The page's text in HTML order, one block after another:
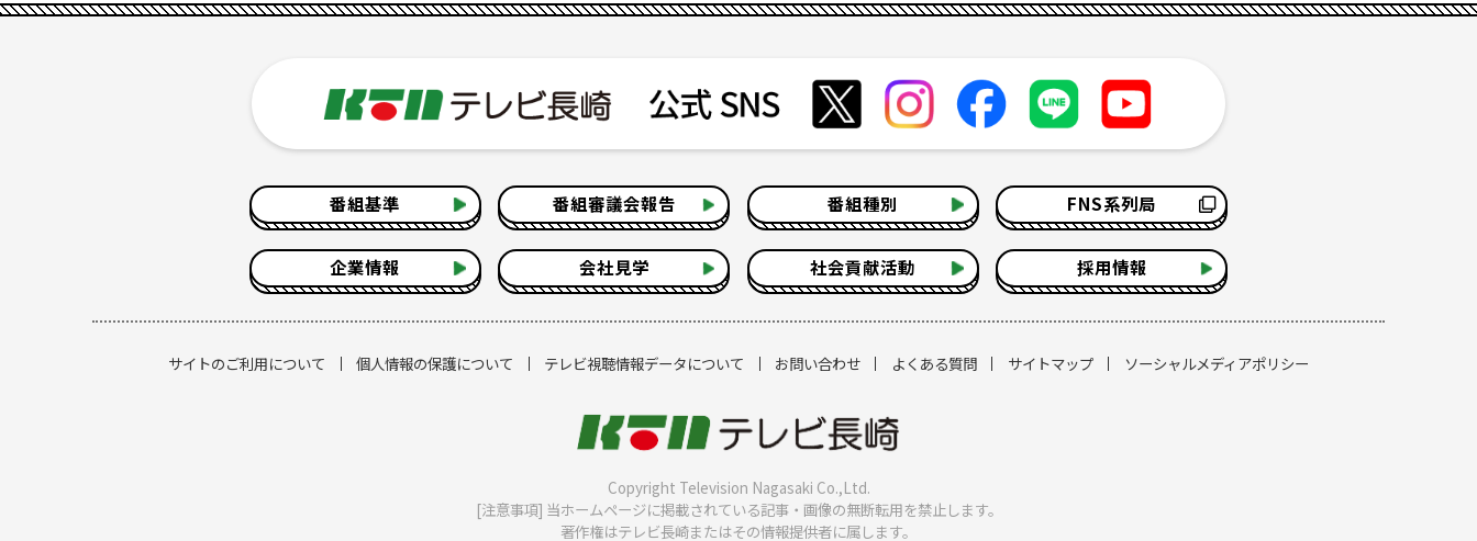
番組基準 番組審議会報告 番組種別 FNS系列局
企業情報 会社見学 社会貢献活動 採用情報
サイトのご利用について 個人情報の保護について テレビ視聴情報データについて お問い合わせ よくある質問 サイトマップ ソーシャルメディアポリシー
Copyright Television Nagasaki Co.,Ltd.
[注意事項] 当ホームページに掲載されている記事・画像の無断転用を禁止します。
著作権はテレビ長崎またはその情報提供者に属します。